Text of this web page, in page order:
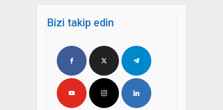
Bizi takip edin